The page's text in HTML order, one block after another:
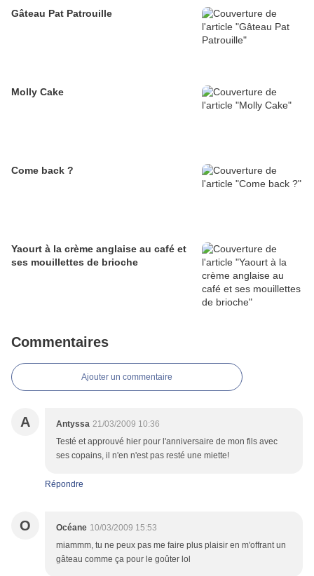
Gâteau Pat Patrouille
Molly Cake
Come back ?
Yaourt à la crème anglaise au café et
ses mouillettes de brioche
Commentaires
Ajouter un commentaire
A Antyssa 21/03/2009 10:36
Testé et approuvé hier pour l'anniversaire de mon fils avec
ses copains, il n'en n'est pas resté une miette!
Répondre
O Océane 10/03/2009 15:53
miammm, tu ne peux pas me faire plus plaisir en m'offrant un
gâteau comme ça pour le goûter lol